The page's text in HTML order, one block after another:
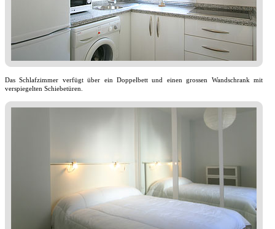
Das Schlafzimmer verfügt über ein Doppelbett und einen grossen Wandschrank mit
verspiegelten Schiebetüren.